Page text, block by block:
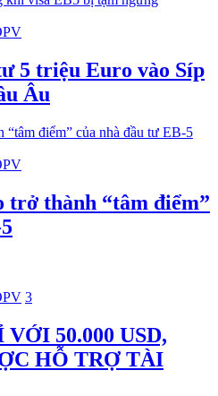
5 triệu Euro vào Síp
Âu
trở thành “tâm điểm”
3
50.000 USD,
HỖ TRỢ TÀI